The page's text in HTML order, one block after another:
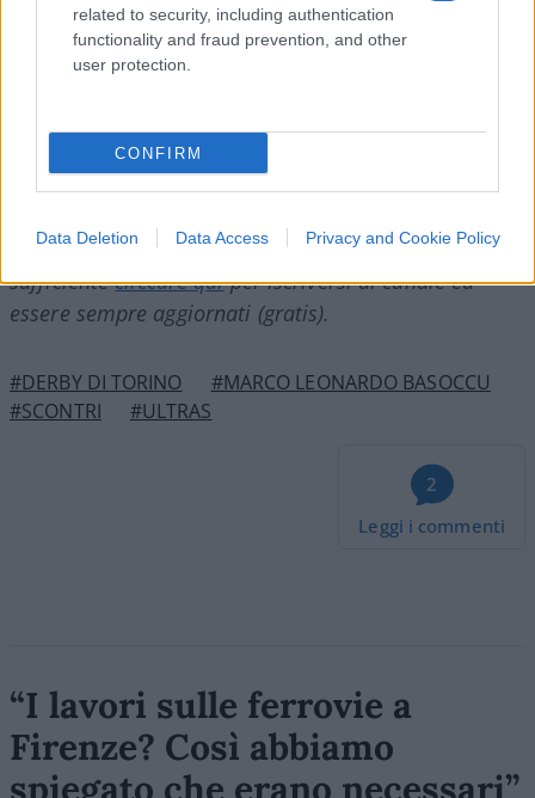
related to security, including authentication
functionality and fraud prevention, and other
user protection.
CONFIRM
Data Deletion Data Access Privacy and Cookie Policy
juventinolegato a uno dei gruppi più noti della
galassia bianconera. Una doppia appartenenza
che oggi passa in secondo piano davanti al
l’attesa della famiglia fuori dal reparto di
terapia intensiva.
Nicolaporro.it è anche su Whatsapp. È
sufficientecliccare quiper iscriversi al canale ed
essere sempre aggiornati (gratis).
#DERBY DI TORINO
#MARCO LEONARDO BASOCCU
#SCONTRI
#ULTRAS
2
Leggi i commenti
“I lavori sulle ferrovie a
Firenze? Così abbiamo
spiegato che erano necessari”